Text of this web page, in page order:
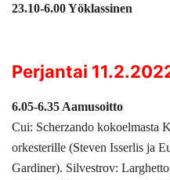
23.10-6.00 Yöklassinen
Perjantai
6.05-6.35 Aamusoitto
Cui: Scherzando kokoelmasta
orkesterille (Steven Isserlis ja
Gardiner). Silvestrov: